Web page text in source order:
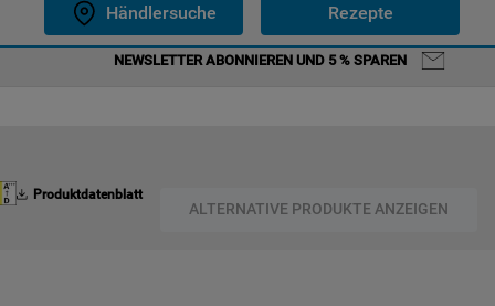
Händlersuche Rezepte
NEWSLETTER ABONNIEREN UND 5 % SPAREN
Produktdatenblatt
ALTERNATIVE PRODUKTE ANZEIGEN